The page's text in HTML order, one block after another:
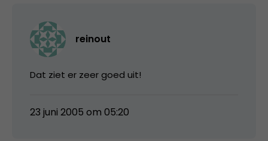
reinout
Dat ziet er zeer goed uit!
23 juni 2005 om 05:20